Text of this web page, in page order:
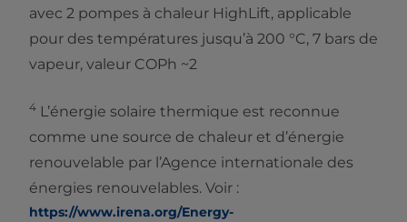
avec 2 pompes à chaleur HighLift, applicable
pour des températures jusqu’à 200 °C, 7 bars de
vapeur, valeur COPh ~2
4 L’énergie solaire thermique est reconnue
comme une source de chaleur et d’énergie
renouvelable par l’Agence internationale des
énergies renouvelables. Voir :
https://www.irena.org/Energy-